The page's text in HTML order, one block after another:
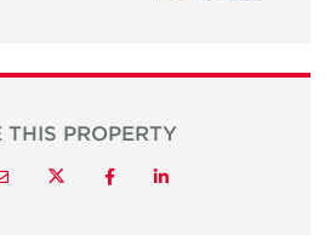
THIS PROPERTY
LinkedIn
Facebook
Twitter